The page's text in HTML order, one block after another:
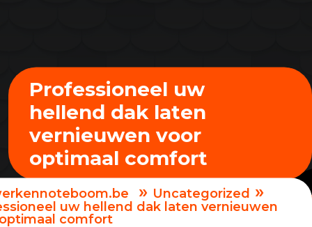
Professioneel uw
hellend dak laten
vernieuwen voor
optimaal comfort
» Uncategorized »
uw hellend dak laten vernieuwen
comfort